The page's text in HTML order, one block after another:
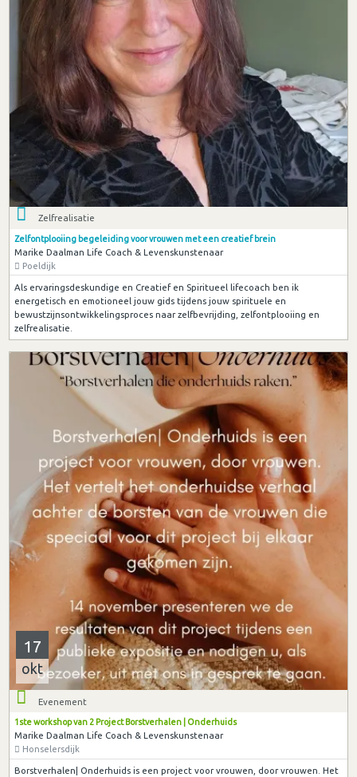
Zelfrealisatie
Zelfontplooiing begeleiding voor vrouwen met een creatief brein
Marike Daalman Life Coach & Levenskunstenaar
Poeldijk
Als ervaringsdeskundige en Creatief en Spiritueel lifecoach ben ik
energetisch en emotioneel jouw gids tijdens jouw spirituele en
bewustzijnsontwikkelingsproces naar zelfbevrijding, zelfontplooiing en
zelfrealisatie.
17
okt
Evenement
1ste workshop van 2 Project Borstverhalen | Onderhuids
Marike Daalman Life Coach & Levenskunstenaar
Honselersdijk
Borstverhalen| Onderhuids is een project voor vrouwen, door vrouwen. Het